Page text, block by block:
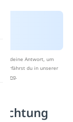
wir deine Antwort, um
erfährst du in unserer
.